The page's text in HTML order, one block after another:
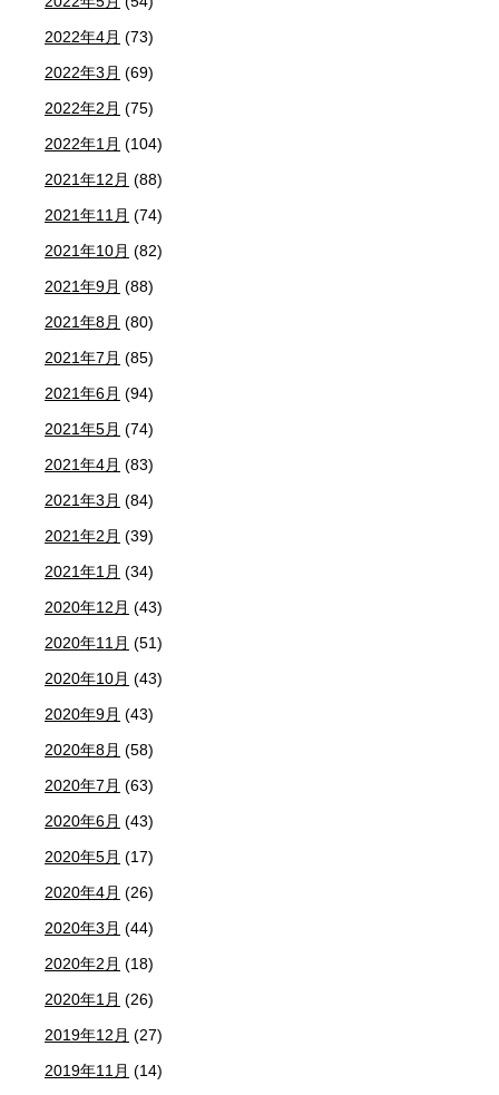
2022年4月 (73)
2022年3月 (69)
2022年2月 (75)
2022年1月 (104)
2021年12月 (88)
2021年11月 (74)
2021年10月 (82)
2021年9月 (88)
2021年8月 (80)
2021年7月 (85)
2021年6月 (94)
2021年5月 (74)
2021年4月 (83)
2021年3月 (84)
2021年2月 (39)
2021年1月 (34)
2020年12月 (43)
2020年11月 (51)
2020年10月 (43)
2020年9月 (43)
2020年8月 (58)
2020年7月 (63)
2020年6月 (43)
2020年5月 (17)
2020年4月 (26)
2020年3月 (44)
2020年2月 (18)
2020年1月 (26)
2019年12月 (27)
2019年11月 (14)